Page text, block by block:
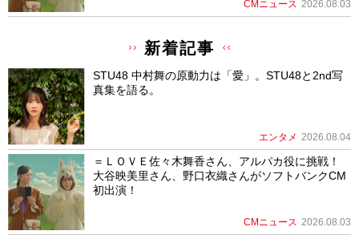
CMニュース 2026.08.03
新着記事
STU48 中村舞の原動力は「愛」。STU48と2nd写
真集を語る。
エンタメ 2026.08.04
＝ＬＯＶＥ佐々木舞香さん、アルパカ役に挑戦！
大谷映美里さん、野口衣織さんがソフトバンクCM
初出演！
CMニュース 2026.08.03